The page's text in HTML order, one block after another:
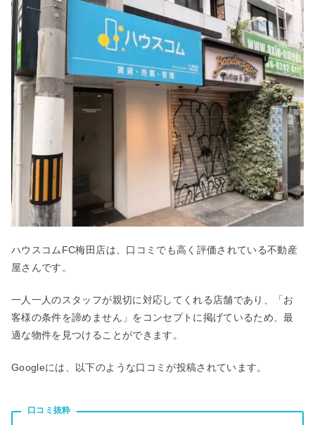
ハウスコムFC梅田店は、口コミでも高く評価されている不動産
屋さんです。
一人一人のスタッフが親切に対応してくれる店舗であり、「お
客様の条件を諦めません」をコンセプトに掲げているため、最
適な物件を見つけることができます。
Googleには、以下のような口コミが投稿されています。
口コミ抜粋